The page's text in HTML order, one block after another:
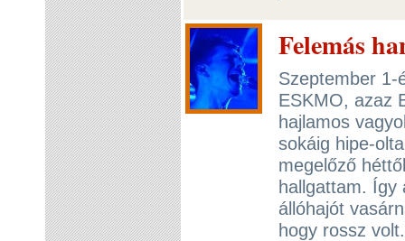
Felemás
Szeptember 1-
ESKMO, azaz
hajlamos
sokáig hipe-
megelőző
hallgattam. Így
állóhajót
hogy rossz